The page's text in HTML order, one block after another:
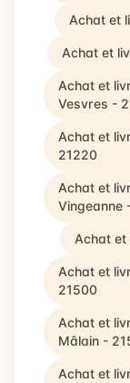
Achat et
Achat et
Achat et
Vesvres -
Achat et
21220
Achat et
Vingeanne
Achat et
Achat et
21500
Achat et
Mâlain -
Achat et